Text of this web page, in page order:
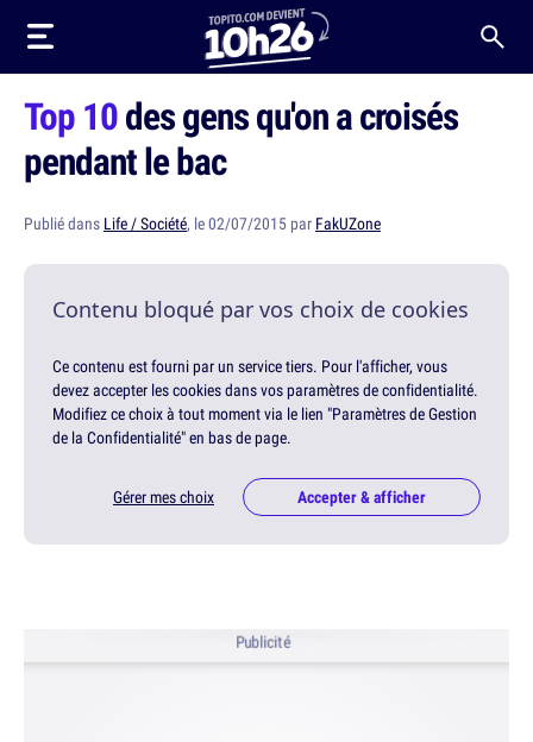
Top 10des gens qu'on a croisés
pendant le bac
Publié dans Life / Société, le 02/07/2015 par FakUZone
Contenu bloqué par vos choix de cookies
Ce contenu est fourni par un service tiers. Pour l'afficher, vous
devez accepter les cookies dans vos paramètres de confidentialité.
Modifiez ce choix à tout moment via le lien "Paramètres de Gestion
de la Confidentialité" en bas de page.
Gérer mes choix Accepter & afficher
Publicité